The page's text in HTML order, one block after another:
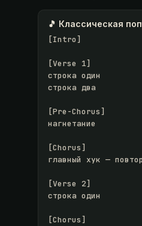
🎵 Классическая
[Intro]
[Verse 1]
строка один
строка два
[Pre-Chorus]
нагнетание
[Chorus]
главный хук —
[Verse 2]
строка один
[Chorus]